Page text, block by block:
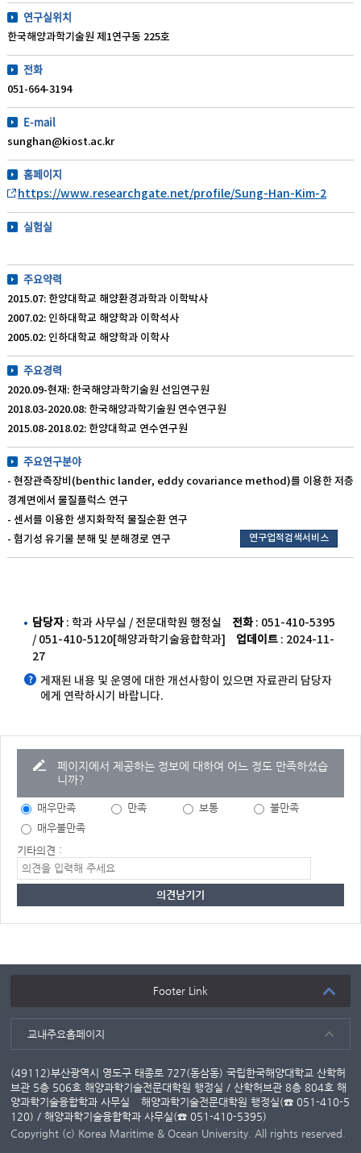
연구실위치
한국해양과학기술원 제1연구동 225호
전화
051-664-3194
E-mail
sunghan@kiost.ac.kr
홈페이지
https://www.researchgate.net/profile/Sung-Han-Kim-2
실험실
주요약력
2015.07: 한양대학교 해양환경과학과 이학박사
2007.02: 인하대학교 해양학과 이학석사
2005.02: 인하대학교 해양학과 이학사
주요경력
2020.09-현재: 한국해양과학기술원 선임연구원
2018.03-2020.08: 한국해양과학기술원 연수연구원
2015.08-2018.02: 한양대학교 연수연구원
주요연구분야
- 현장관측장비(benthic lander, eddy covariance method)를 이용한 저층
경계면에서 물질플럭스 연구
- 센서를 이용한 생지화학적 물질순환 연구
- 혐기성 유기물 분해 및 분해경로 연구
연구업적검색서비스
담당자 : 학과 사무실 / 전문대학원 행정실 전화 : 051-410-5395
/ 051-410-5120[해양과학기술융합학과]
업데이트 : 2024-11-
27
게재된 내용 및 운영에 대한 개선사항이 있으면 자료관리 담당자
에게 연락하시기 바랍니다.
페이지에서 제공하는 정보에 대하여 어느 정도 만족하셨습
니까?
매우만족 만족 보통
불만족
매우불만족
기타의견 :
Footer Link
교내주요홈페이지
(49112)부산광역시 영도구 태종로 727(동삼동) 국립한국해양대학교 산학허
브관 5층 506호 해양과학기술전문대학원 행정실 / 산학허브관 8층 804호 해
양과학기술융합학과 사무실
해양과학기술전문대학원 행정실(☎ 051-410-5
120) / 해양과학기술융합학과 사무실(☎ 051-410-5395)
Copyright (c) Korea Maritime & Ocean University. All rights reserved.